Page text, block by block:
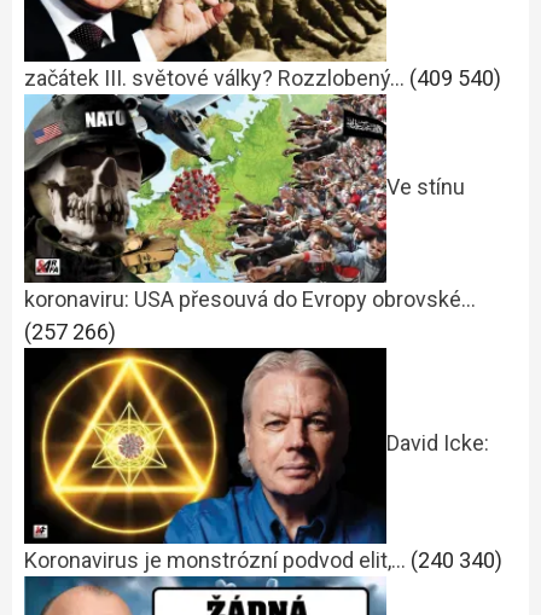
začátek III. světové války? Rozzlobený… (409 540)
Ve stínu
koronaviru: USA přesouvá do Evropy obrovské…
(257 266)
David Icke:
Koronavirus je monstrózní podvod elit,… (240 340)